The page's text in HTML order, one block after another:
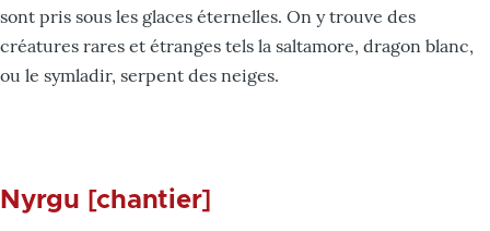
sont pris sous les glaces éternelles. On y trouve des
créatures rares et étranges tels la saltamore, dragon blanc,
ou le symladir, serpent des neiges.
Nyrgu [chantier]